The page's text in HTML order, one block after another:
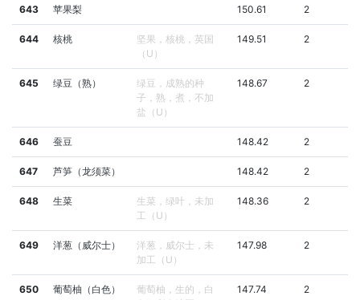
643 苹果梨 150.61 2
644 核桃
坚果，核桃，英国
（U）
149.51 2
645 绿豆（熟）
绿豆，成熟的种
子，熟，煮，不加
盐（U）
148.67 2
646 蚕豆 148.42 2
647 芦笋（龙须菜） 148.42 2
648 生菜
生菜，绿叶，未加
工（U）
148.36 2
649 洋葱（威尔士）
洋葱，威尔士，未
加工（U）
147.98 2
650 葡萄柚（白色）
葡萄柚，生的，白
147.74 2